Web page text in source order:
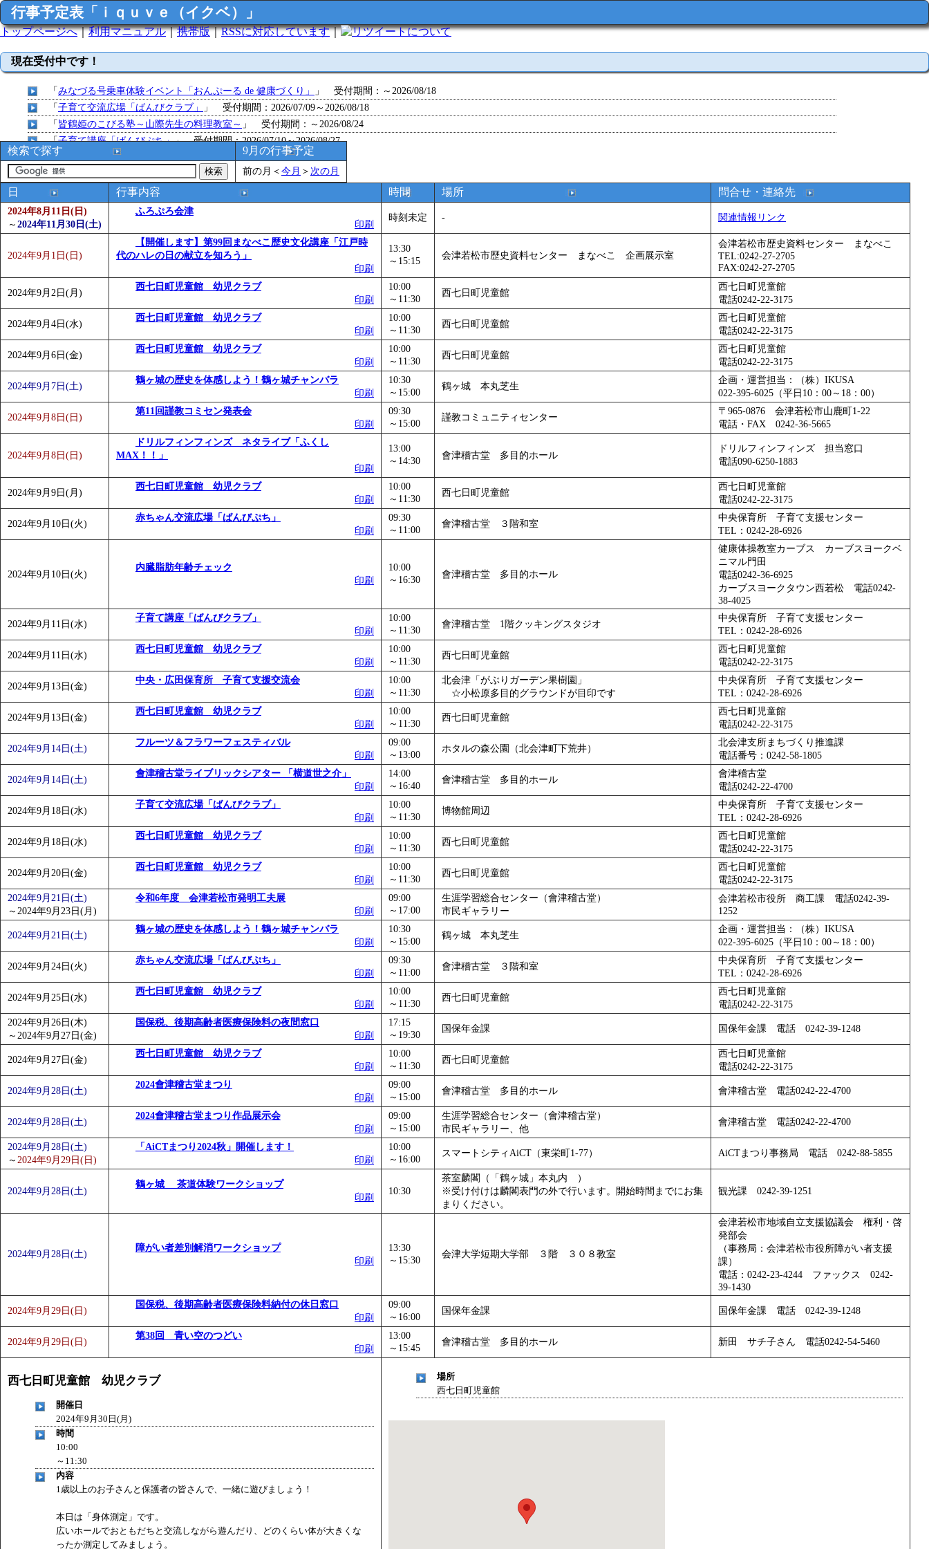
行事予定表「ｉｑｕｖｅ（イクベ）」
トップページへ｜利用マニュアル｜携帯版｜RSSに対応しています｜ について
現在受付中です！
「みなづる号乗車体験イベント「おんぷーる de 健康づくり」
」 受付期間：～2026/08/18
「子育て交流広場「ばんびクラブ」
」 受付期間：2026/07/09～2026/08/18
「皆鶴姫のこびる塾～山際先生の料理教室～ 」 受付期間：～2026/08/24
「子育て講座「ばんびぷち」」 受付期間：2026/07/10～2026/08/27
「 子育て交流広場「ばんびクラブ」
」 受付期間：2026/07/13～2026/08/28
「子育て交流広場「ばんびクラブ」
」 受付期間：2026/08/10～2026/09/01
「 赤ちゃん子育て講座「ばんびぷち」
」 受付期間：2026/08/10～2026/09/07
「赤ちゃん子育て講座「ばんびぷち」
「 まだまだ暑い！コミプの夏！！第11回 水中レクリエーション 障害物競争でお土産をゲットせよ！
皆鶴姫のこびる塾～山際先生の料理教室～ 」 受付期間：～2026/09/14
「 子育て交流広場「ばんびクラブ」」 受付期間：2026/08/10～2026/09/15
」 受付期間：2026/08/10～2026/09/28
「みなづる号乗車体験イベント「おんぷーる de 健康づくり」
」 受付期間：～2026/09/29
「堂島地区歴史ウオークの参加者を募集します」 受付期間：～2026/09/30
「みなづる号乗車体験イベント「おんぷーる de 健康づくり」
」 受付期間：～2026/11/05
「皆鶴姫のこびる塾～山際先生の料理教室～」 受付期間：～2026/11/30
「みなづる号乗車体験イベント「おんぷーる de 健康づくり」 」 受付期間：～2026/12/03
検索で探す 9月の行事予定
前の月 ＜今月 ＞ 次の月
日 行事内容 時間 場所 問合せ・連絡先
2024年8月11日(日)
～2024年11月30日(土)
ふろぷろ会津
印刷
時刻未定 - 関連情報リンク
2024年9月1日(日)
【開催します】第99回まなべこ歴史文化講座「江戸時
代のハレの日の献立を知ろう」
印刷
13:30
～15:15
会津若松市歴史資料センター まなべこ 企画展示室
会津若松市歴史資料センター まなべこ
TEL:0242-27-2705
FAX:0242-27-2705
2024年9月2日(月)
西七日町児童館 幼児クラブ
印刷
10:00
～11:30
西七日町児童館
西七日町児童館
電話0242-22-3175
2024年9月4日(水)
西七日町児童館 幼児クラブ
印刷
10:00
～11:30
西七日町児童館
西七日町児童館
電話0242-22-3175
2024年9月6日(金)
西七日町児童館 幼児クラブ
印刷
10:00
～11:30
西七日町児童館
西七日町児童館
電話0242-22-3175
2024年9月7日(土)
鶴ヶ城の歴史を体感しよう！鶴ヶ城チャンバラ
印刷
10:30
～15:00
鶴ヶ城 本丸芝生
企画・運営担当：（株）IKUSA
022-395-6025（平日10：00～18：00）
2024年9月8日(日)
第11回謹教コミセン発表会
印刷
09:30
～15:00
謹教コミュニティセンター
〒965-0876 会津若松市山鹿町1-22
電話・FAX 0242-36-5665
2024年9月8日(日)
ドリルフィンフィンズ ネタライブ「ふくし
MAX！！」
印刷
13:00
～14:30
會津稽古堂 多目的ホール
ドリルフィンフィンズ 担当窓口
電話090-6250-1883
2024年9月9日(月)
西七日町児童館 幼児クラブ
印刷
10:00
～11:30
西七日町児童館
西七日町児童館
電話0242-22-3175
2024年9月10日(火)
赤ちゃん交流広場「ばんびぷち」
印刷
09:30
～11:00
會津稽古堂 ３階和室
中央保育所 子育て支援センター
TEL：0242-28-6926
2024年9月10日(火)
内臓脂肪年齢チェック
印刷
10:00
～16:30
會津稽古堂 多目的ホール
健康体操教室カーブス カーブスヨークベ
ニマル門田
電話0242-36-6925
カーブスヨークタウン西若松 電話0242-
38-4025
2024年9月11日(水)
子育て講座「ばんびクラブ」
印刷
10:00
～11:30
會津稽古堂 1階クッキングスタジオ
中央保育所 子育て支援センター
TEL：0242-28-6926
2024年9月11日(水)
西七日町児童館 幼児クラブ
印刷
10:00
～11:30
西七日町児童館
西七日町児童館
電話0242-22-3175
2024年9月13日(金)
中央・広田保育所 子育て支援交流会
印刷
10:00
～11:30
北会津「がぶりガーデン果樹園」
☆小松原多目的グラウンドが目印です
中央保育所 子育て支援センター
TEL：0242-28-6926
2024年9月13日(金)
西七日町児童館 幼児クラブ
印刷
10:00
～11:30
西七日町児童館
西七日町児童館
電話0242-22-3175
2024年9月14日(土)
フルーツ＆フラワーフェスティバル
印刷
09:00
～13:00
ホタルの森公園（北会津町下荒井）
北会津支所まちづくり推進課
電話番号：0242-58-1805
2024年9月14日(土)
會津稽古堂ライブリックシアター 「横道世之介」
印刷
14:00
～16:40
會津稽古堂 多目的ホール
會津稽古堂
電話0242-22-4700
2024年9月18日(水)
子育て交流広場「ばんびクラブ」
印刷
10:00
～11:30
博物館周辺
中央保育所 子育て支援センター
TEL：0242-28-6926
2024年9月18日(水)
西七日町児童館 幼児クラブ
印刷
10:00
～11:30
西七日町児童館
西七日町児童館
電話0242-22-3175
2024年9月20日(金)
西七日町児童館 幼児クラブ
印刷
10:00
～11:30
西七日町児童館
西七日町児童館
電話0242-22-3175
2024年9月21日(土)
～ 2024年9月23日(月)
令和6年度 会津若松市発明工夫展
印刷
09:00
～17:00
生涯学習総合センター（會津稽古堂）
市民ギャラリー
会津若松市役所 商工課 電話0242-39-
1252
2024年9月21日(土)
鶴ヶ城の歴史を体感しよう！鶴ヶ城チャンバラ
印刷
10:30
～15:00
鶴ヶ城 本丸芝生
企画・運営担当：（株）IKUSA
022-395-6025（平日10：00～18：00）
2024年9月24日(火)
赤ちゃん交流広場「ばんびぷち」
印刷
09:30
～11:00
會津稽古堂 ３階和室
中央保育所 子育て支援センター
TEL：0242-28-6926
2024年9月25日(水)
西七日町児童館 幼児クラブ
印刷
10:00
～11:30
西七日町児童館
西七日町児童館
電話0242-22-3175
2024年9月26日(木)
～ 2024年9月27日(金)
国保税、後期高齢者医療保険料の夜間窓口
印刷
17:15
～19:30
国保年金課 国保年金課 電話 0242-39-1248
2024年9月27日(金)
西七日町児童館 幼児クラブ
印刷
10:00
～11:30
西七日町児童館
西七日町児童館
電話0242-22-3175
2024年9月28日(土)
2024會津稽古堂まつり
印刷
09:00
～15:00
會津稽古堂 多目的ホール 會津稽古堂 電話0242-22-4700
2024年9月28日(土)
2024會津稽古堂まつり作品展示会
印刷
09:00
～15:00
生涯学習総合センター（會津稽古堂）
市民ギャラリー、他
會津稽古堂 電話0242-22-4700
2024年9月28日(土)
～ 2024年9月29日(日)
「AiCTまつり2024秋」開催します！
印刷
10:00
～16:00
スマートシティAiCT（東栄町1-77） AiCTまつり事務局 電話 0242-88-5855
2024年9月28日(土)
鶴ヶ城 茶道体験ワークショップ
印刷
10:30
茶室麟閣（「鶴ヶ城」本丸内 ）
※受け付けは麟閣表門の外で行います。開始時間までにお集
まりください。
観光課 0242-39-1251
2024年9月28日(土)
障がい者差別解消ワークショップ
印刷
13:30
～15:30
会津大学短期大学部 ３階 ３０８教室
会津若松市地域自立支援協議会 権利・啓
発部会
（事務局：会津若松市役所障がい者支援
課）
電話：0242-23-4244 ファックス 0242-
39-1430
2024年9月29日(日)
国保税、後期高齢者医療保険料納付の休日窓口
印刷
09:00
～16:00
国保年金課 国保年金課 電話 0242-39-1248
2024年9月29日(日)
第38回 青い空のつどい
印刷
13:00
～15:45
會津稽古堂 多目的ホール 新田 サチ子さん 電話0242-54-5460
西七日町児童館 幼児クラブ
開催日
2024年9月30日(月)
時間
10:00
～11:30
内容
1歳以上のお子さんと保護者の皆さんで、一緒に遊びましょう！
本日は「身体測定」です。
広いホールでおともだちと交流しながら遊んだり、どのくらい体が大きくな
ったか測定してみましょう。
場所
西七日町児童館